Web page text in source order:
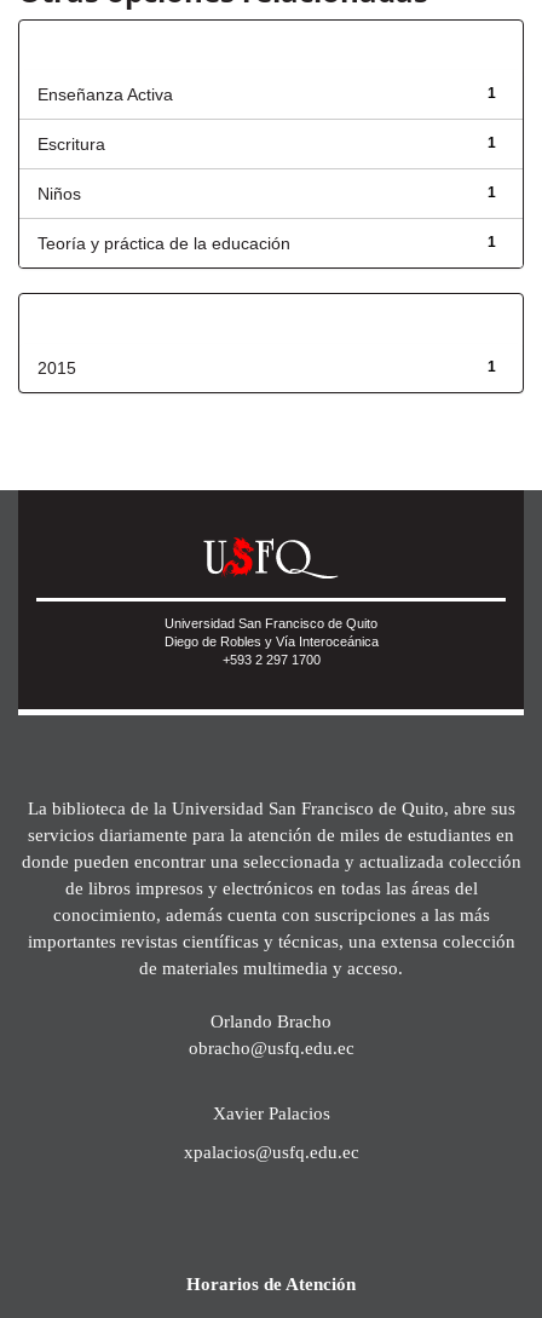
1
Enseñanza Activa
1
Escritura
1
Niños
1
Teoría y práctica de la educación
1
2015
Universidad San Francisco de Quito
Diego de Robles y Vía Interoceánica
+593 2 297 1700
La biblioteca de la Universidad San Francisco de Quito, abre sus
servicios diariamente para la atención de miles de estudiantes en
donde pueden encontrar una seleccionada y actualizada colección
de libros impresos y electrónicos en todas las áreas del
conocimiento, además cuenta con suscripciones a las más
importantes revistas científicas y técnicas, una extensa colección
de materiales multimedia y acceso.
Orlando Bracho
obracho@usfq.edu.ec
Xavier Palacios
xpalacios@usfq.edu.ec
Horarios de Atención